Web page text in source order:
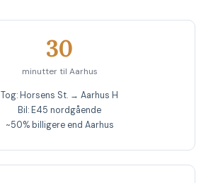
30
minutter til Aarhus
Tog: Horsens St. → Aarhus H
Bil: E45 nordgående
~50% billigere end Aarhus